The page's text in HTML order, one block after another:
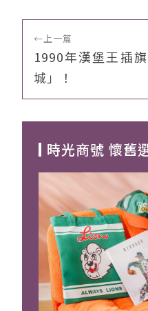
←上一篇
1990年漢堡王插
城」！
時光商號 懷舊